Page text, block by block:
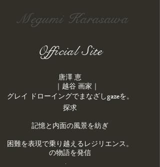
Megumi Karasawa
Official Site
唐澤 恵
｜越谷 画家｜
。​グレイ ドローイングでまなざし
gazeを
探求
記憶と内面の風景を紡ぎ
。困難を表現で乗り越えるレジリエンス
の物語を発信
.